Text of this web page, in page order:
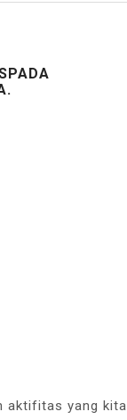
aktifitas yang kita